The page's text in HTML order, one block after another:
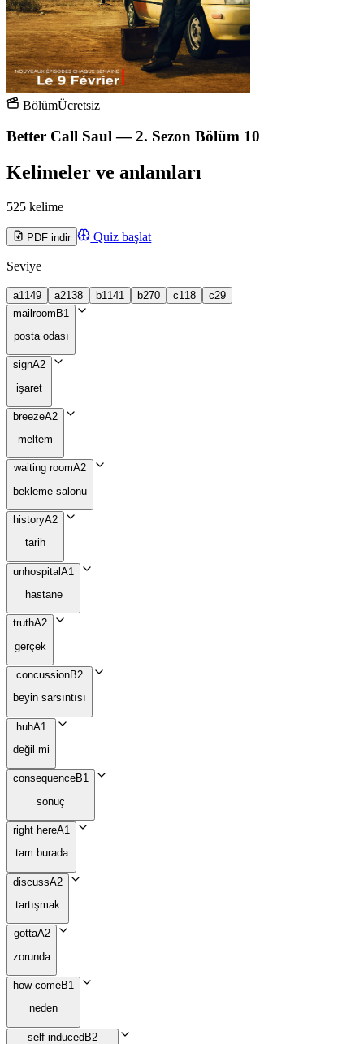
BölümÜcretsiz
Better Call Saul — 2. Sezon Bölüm 10
Kelimeler ve anlamları
525 kelime
PDF indir Quiz başlat
Seviye
a1 149 a2138 b1 141 b270 c1 18 c29
mailroomB1
posta odası
signA2
işaret
breezeA2
meltem
waiting roomA2
bekleme salonu
historyA2
tarih
unhospital A1
hastane
truthA2
gerçek
concussionB2
beyin sarsıntısı
huhA1
değil mi
consequenceB1
sonuç
right hereA1
tam burada
discussA2
tartışmak
gottaA2
zorunda
how comeB1
neden
self inducedB2